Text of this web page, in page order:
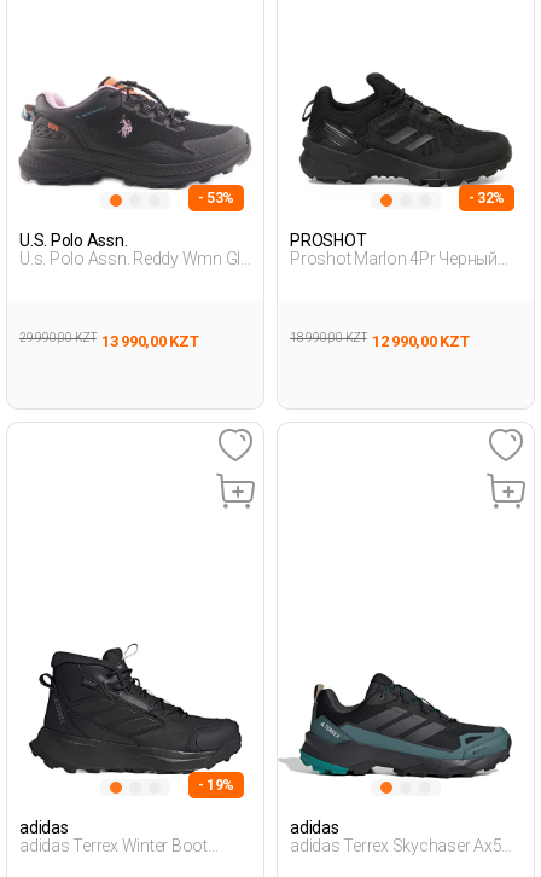
- 53%
U.S. Polo Assn.
U.s. Polo Assn. Reddy Wmn Glb
29 990,00 KZT 13 990,00 KZT
- 32%
PROSHOT
Proshot Marlon 4Pr Черный
18 990,00 KZT 12 990,00 KZT
- 19%
adidas
adidas Terrex Winter Boot
adidas
adidas Terrex Skychaser Ax5